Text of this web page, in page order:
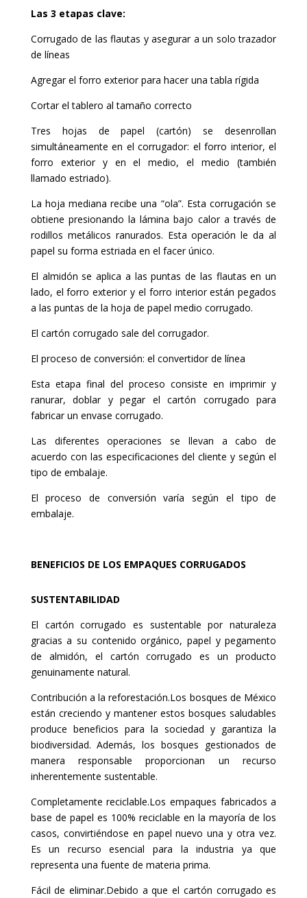
Las 3 etapas clave:
Corrugado de las flautas y asegurar a un solo trazador
de líneas
Agregar el forro exterior para hacer una tabla rígida
Cortar el tablero al tamaño correcto
Tres hojas de papel (cartón) se desenrollan
simultáneamente en el corrugador: el forro interior, el
forro exterior y en el medio, el medio (también
llamado estriado).
La hoja mediana recibe una “ola”. Esta corrugación se
obtiene presionando la lámina bajo calor a través de
rodillos metálicos ranurados. Esta operación le da al
papel su forma estriada en el facer único.
El almidón se aplica a las puntas de las flautas en un
lado, el forro exterior y el forro interior están pegados
a las puntas de la hoja de papel medio corrugado.
El cartón corrugado sale del corrugador.
El proceso de conversión: el convertidor de línea
Esta etapa final del proceso consiste en imprimir y
ranurar, doblar y pegar el cartón corrugado para
fabricar un envase corrugado.
Las diferentes operaciones se llevan a cabo de
acuerdo con las especificaciones del cliente y según el
tipo de embalaje.
El proceso de conversión varía según el tipo de
embalaje.
BENEFICIOS DE LOS EMPAQUES CORRUGADOS
SUSTENTABILIDAD
El cartón corrugado es sustentable por naturaleza
gracias a su contenido orgánico, papel y pegamento
de almidón, el cartón corrugado es un producto
genuinamente natural.
Contribución a la reforestación.Los bosques de México
están creciendo y mantener estos bosques saludables
produce beneficios para la sociedad y garantiza la
biodiversidad. Además, los bosques gestionados de
manera responsable proporcionan un recurso
inherentemente sustentable.
Completamente reciclable.Los empaques fabricados a
base de papel es 100% reciclable en la mayoría de los
casos, convirtiéndose en papel nuevo una y otra vez.
Es un recurso esencial para la industria ya que
representa una fuente de materia prima.
Fácil de eliminar.Debido a que el cartón corrugado es